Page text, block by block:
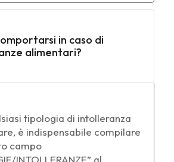
in caso di
alimentari?
tipologia di intolleranza
è indispensabile compilare
campo
INTOLLERANZE” al